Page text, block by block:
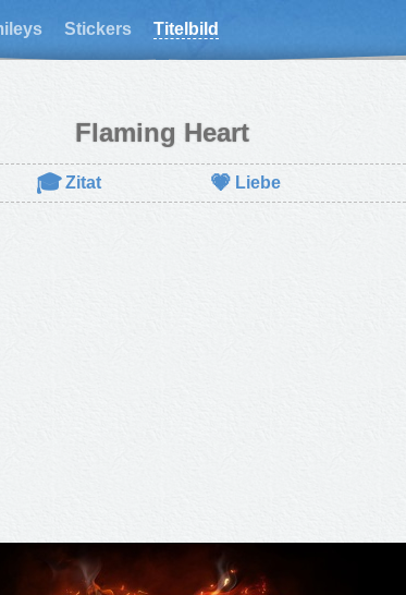
Stickers Titelbild
Flaming Heart
🎓Zitat 💗 Liebe